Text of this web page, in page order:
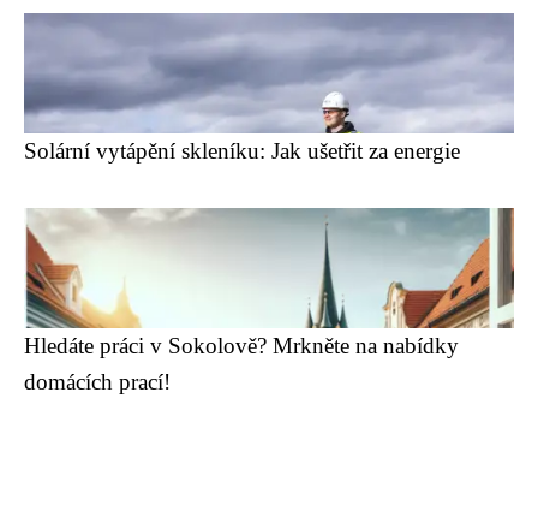
Solární vytápění skleníku: Jak ušetřit za energie
Hledáte práci v Sokolově? Mrkněte na nabídky
domácích prací!